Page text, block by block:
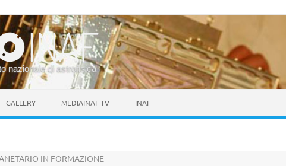
nazionale di astrofisica
GALLERY MEDIAINAF TV INAF
IN FORMAZIONE